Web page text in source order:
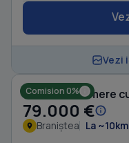
Vezi
Comision 0%
Casă cu 5 camere
79.000 €
Braniștea La